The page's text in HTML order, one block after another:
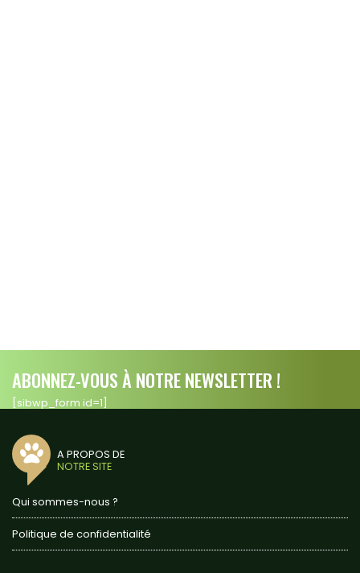
ABONNEZ-VOUS À NOTRE NEWSLETTER !
[sibwp_form id=1]
A PROPOS DE
NOTRE SITE
Qui sommes-nous ?
Politique de confidentialité